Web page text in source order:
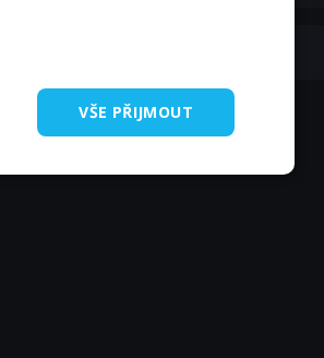
VŠE PŘIJMOUT